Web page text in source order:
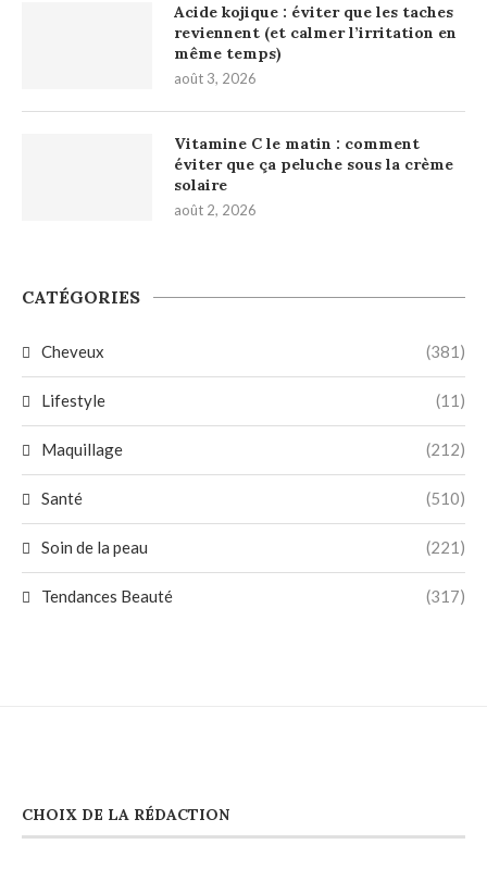
Acide kojique : éviter que les taches
reviennent (et calmer l’irritation en
même temps)
août 3, 2026
Vitamine C le matin : comment
éviter que ça peluche sous la crème
solaire
août 2, 2026
CATÉGORIES
Cheveux (381)
Lifestyle (11)
Maquillage (212)
Santé (510)
Soin de la peau (221)
Tendances Beauté (317)
CHOIX DE LA RÉDACTION